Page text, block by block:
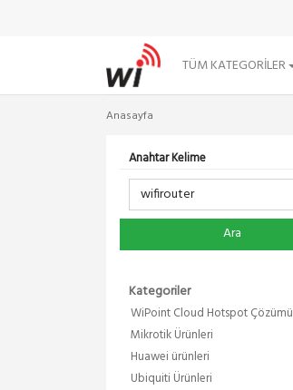
TÜM KATEGORILER
Anasayfa
Anahtar Kelime
Ara
Kategoriler
WiPoint Cloud Hotspot Çözümü
Mikrotik Ürünleri
Huawei ürünleri
Ubiquiti Ürünleri